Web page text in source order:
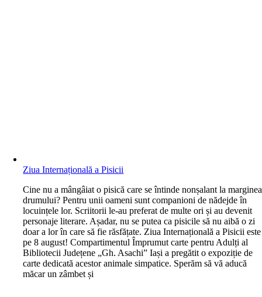
Ziua Internațională a Pisicii
Cine nu a mângâiat o pisică care se întinde nonșalant la marginea
drumului? Pentru unii oameni sunt companioni de nădejde în
locuințele lor. Scriitorii le-au preferat de multe ori și au devenit
personaje literare. Așadar, nu se putea ca pisicile să nu aibă o zi
doar a lor în care să fie răsfățate. Ziua Internațională a Pisicii este
pe 8 august! Compartimentul Împrumut carte pentru Adulți al
Bibliotecii Județene „Gh. Asachi” Iași a pregătit o expoziție de
carte dedicată acestor animale simpatice. Sperăm să vă aducă
măcar un zâmbet și